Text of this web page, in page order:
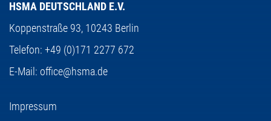
HSMA DEUTSCHLAND E.V.
Koppenstraße 93, 10243 Berlin
Telefon: +49 (0)171 2277 672
E-Mail: office@hsma.de
Impressum